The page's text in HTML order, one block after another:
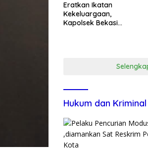
Eratkan Ikatan
Kekeluargaan,
Kapolsek Bekasi
Hukum dan Kriminal